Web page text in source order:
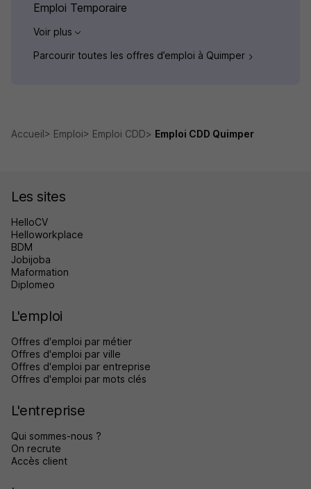
Emploi Temporaire
Voir plus
Parcourir toutes les offres d’emploi à Quimper
Accueil Emploi Emploi CDD Emploi CDD Quimper
Les sites
HelloCV
Helloworkplace
BDM
Jobijoba
Maformation
Diplomeo
L'emploi
Offres d'emploi par métier
Offres d'emploi par ville
Offres d'emploi par entreprise
Offres d'emploi par mots clés
L'entreprise
Qui sommes-nous ?
On recrute
Accès client